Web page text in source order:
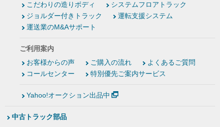
こだわりの造りボディ
システムフロアトラック
ジョルダー付きトラック
運転支援システム
運送業のM&Aサポート
ご利用案内
お客様からの声
ご購入の流れ
よくあるご質問
コールセンター
特別優先ご案内サービス
Yahoo!オークション出品中
中古トラック部品